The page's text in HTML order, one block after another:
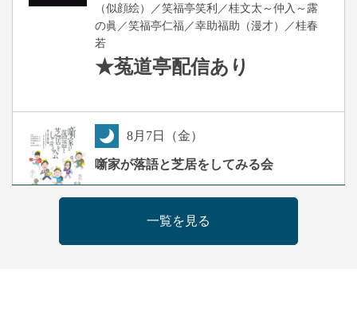
（似顔絵）／笑福亭笑利／桂文太～仲入～露
の眞／笑福亭仁福／幸助福助（漫才）／桂春
若
★菟道亭配信あり
8月 7日（金）
噺家が落語と芝居をしてみる会
桂米之助／桂団治郎／桂弥太郎／桂米舞／是
開演：午後6時30分（6時開場）全席指定
前売3,500円 当日4,000円
一覧を見る